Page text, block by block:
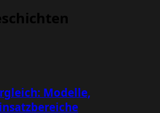
Modelle,